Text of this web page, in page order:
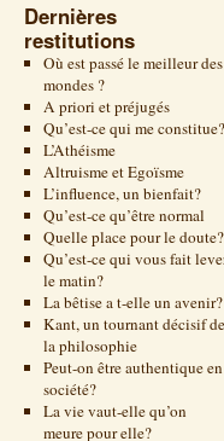
Dernières
restitutions
Où est passé le meilleur des
mondes ?
A priori et préjugés
Qu’est-ce qui me constitue?
L’Athéisme
Altruisme et Egoïsme
L’influence, un bienfait?
Qu’est-ce qu’être normal
Quelle place pour le doute?
Qu’est-ce qui vous fait
le matin?
La bêtise a t-elle un avenir?
Kant, un tournant décisif de
la philosophie
Peut-on être authentique en
société?
La vie vaut-elle qu’on
meure pour elle?